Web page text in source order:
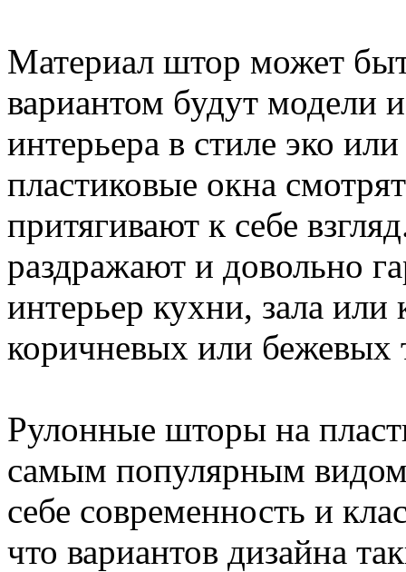
Материал штор может
вариантом будут модели
интерьера в стиле эко
пластиковые окна
притягивают к себе
раздражают и довольно
интерьер кухни, зала
коричневых или бежевых
Рулонные шторы на
самым популярным
себе современность и
что вариантов дизайна